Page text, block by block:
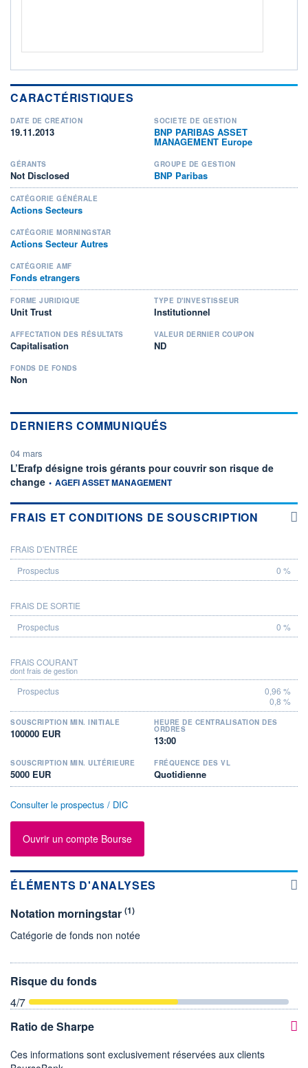
CARACTÉRISTIQUES
DATE DE CRÉATION
19.11.2013
SOCIÉTÉ DE GESTION
BNP PARIBAS ASSET
MANAGEMENT Europe
GÉRANTS
Not Disclosed
GROUPE DE GESTION
BNP Paribas
CATÉGORIE GÉNÉRALE
Actions Secteurs
CATÉGORIE MORNINGSTAR
Actions Secteur Autres
CATÉGORIE AMF
Fonds etrangers
FORME JURIDIQUE
Unit Trust
TYPE D'INVESTISSEUR
Institutionnel
AFFECTATION DES RÉSULTATS
Capitalisation
VALEUR DERNIER COUPON
ND
FONDS DE FONDS
Non
DERNIERS COMMUNIQUÉS
04 mars
L’Erafp désigne trois gérants pour couvrir son risque de
change information fournie par
• AGEFI ASSET MANAGEMENT
FRAIS ET CONDITIONS DE SOUSCRIPTION
PROSPECTUS
FRAIS D'ENTRÉE
0 %
FRAIS DE SORTIE
0 %
FRAIS COURANT
dont frais de gestion
0,96 %
0,8 %
SOUSCRIPTION MIN. INITIALE
100000 EUR
HEURE DE CENTRALISATION DES
ORDRES
13:00
SOUSCRIPTION MIN. ULTÉRIEURE
5000 EUR
FRÉQUENCE DES VL
Quotidienne
Consulter le prospectus / DIC
Ouvrir un compte Bourse
ÉLÉMENTS D'ANALYSES
Notation morningstar (1)
Catégorie de fonds non notée
Risque du fonds
4/7
Ratio de Sharpe
Ces informations sont exclusivement réservées aux clients